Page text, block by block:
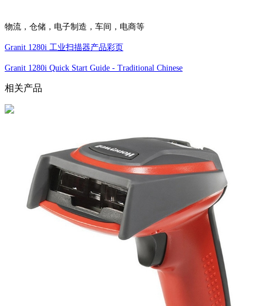
物流，仓储，电子制造，车间，电商等
Granit 1280i 工业扫描器产品彩页
Granit 1280i Quick Start Guide - Traditional Chinese
相关产品